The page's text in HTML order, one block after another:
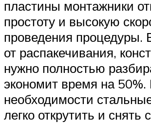
пластины монтажники
простоту и высокую
проведения процедуры.
от распакечивания,
нужно полностью
экономит время на 50%.
необходимости
легко открутить и снять